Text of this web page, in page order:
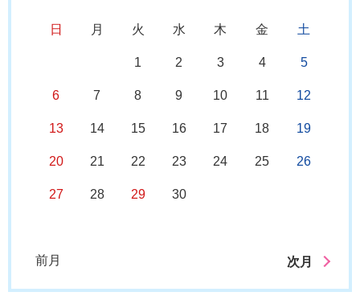
日 月 火 水 木 金 土
1 2 3 4 5
6 7 8 9 10 11 12
13 14 15 16 17 18 19
20 21 22 23 24 25 26
27 28 29 30
前月 次月